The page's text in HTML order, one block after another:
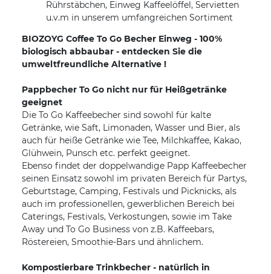
Rührstäbchen, Einweg Kaffeelöffel, Servietten
u.v.m in unserem umfangreichen Sortiment
BIOZOYG Coffee To Go Becher Einweg - 100%
biologisch abbaubar - entdecken Sie die
umweltfreundliche Alternative !
Pappbecher To Go nicht nur für Heißgetränke
geeignet
Die To Go Kaffeebecher sind sowohl für kalte
Getränke, wie Saft, Limonaden, Wasser und Bier, als
auch für heiße Getränke wie Tee, Milchkaffee, Kakao,
Glühwein, Punsch etc. perfekt geeignet.
Ebenso findet der doppelwandige Papp Kaffeebecher
seinen Einsatz sowohl im privaten Bereich für Partys,
Geburtstage, Camping, Festivals und Picknicks, als
auch im professionellen, gewerblichen Bereich bei
Caterings, Festivals, Verkostungen, sowie im Take
Away und To Go Business von z.B. Kaffeebars,
Röstereien, Smoothie-Bars und ähnlichem.
Kompostierbare Trinkbecher - natürlich in